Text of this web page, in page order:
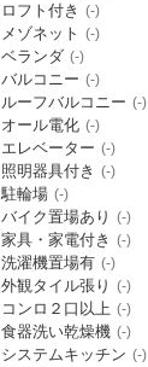
ロフト付き (-)
メゾネット (-)
ベランダ (-)
バルコニー (-)
ルーフバルコニー (-)
オール電化 (-)
エレベーター (-)
照明器具付き (-)
駐輪場 (-)
バイク置場あり (-)
家具・家電付き (-)
洗濯機置場有 (-)
外観タイル張り (-)
コンロ２口以上 (-)
食器洗い乾燥機 (-)
システムキッチン (-)